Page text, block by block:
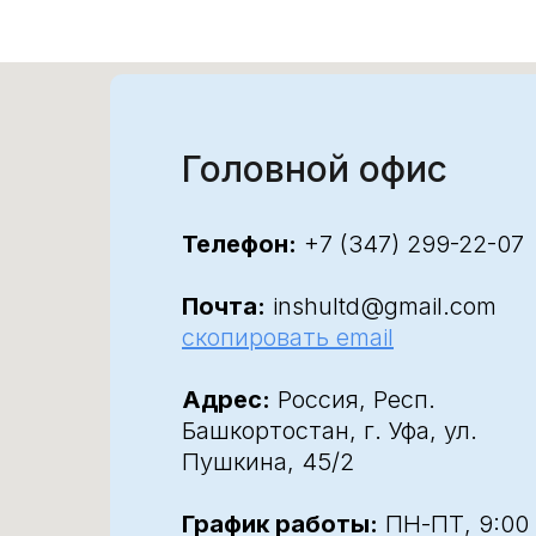
Головной офис
Телефон: +7 (347) 299-22-07
Почта: inshultd@gmail.com
скопировать email
Адрес: Россия, Респ.
Башкортостан, г. Уфа, ул.
Пушкина, 45/2
График работы: ПН-ПТ,